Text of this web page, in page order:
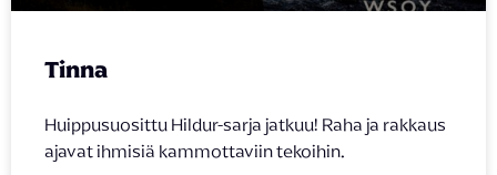
Tinna
Huippusuosittu Hildur-sarja jatkuu! Raha ja rakkaus
ajavat ihmisiä kammottaviin tekoihin.